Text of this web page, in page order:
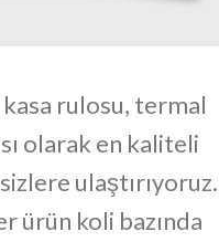
rulosu, termal
olarak en kaliteli
ulaştırıyoruz.
ürün koli bazında